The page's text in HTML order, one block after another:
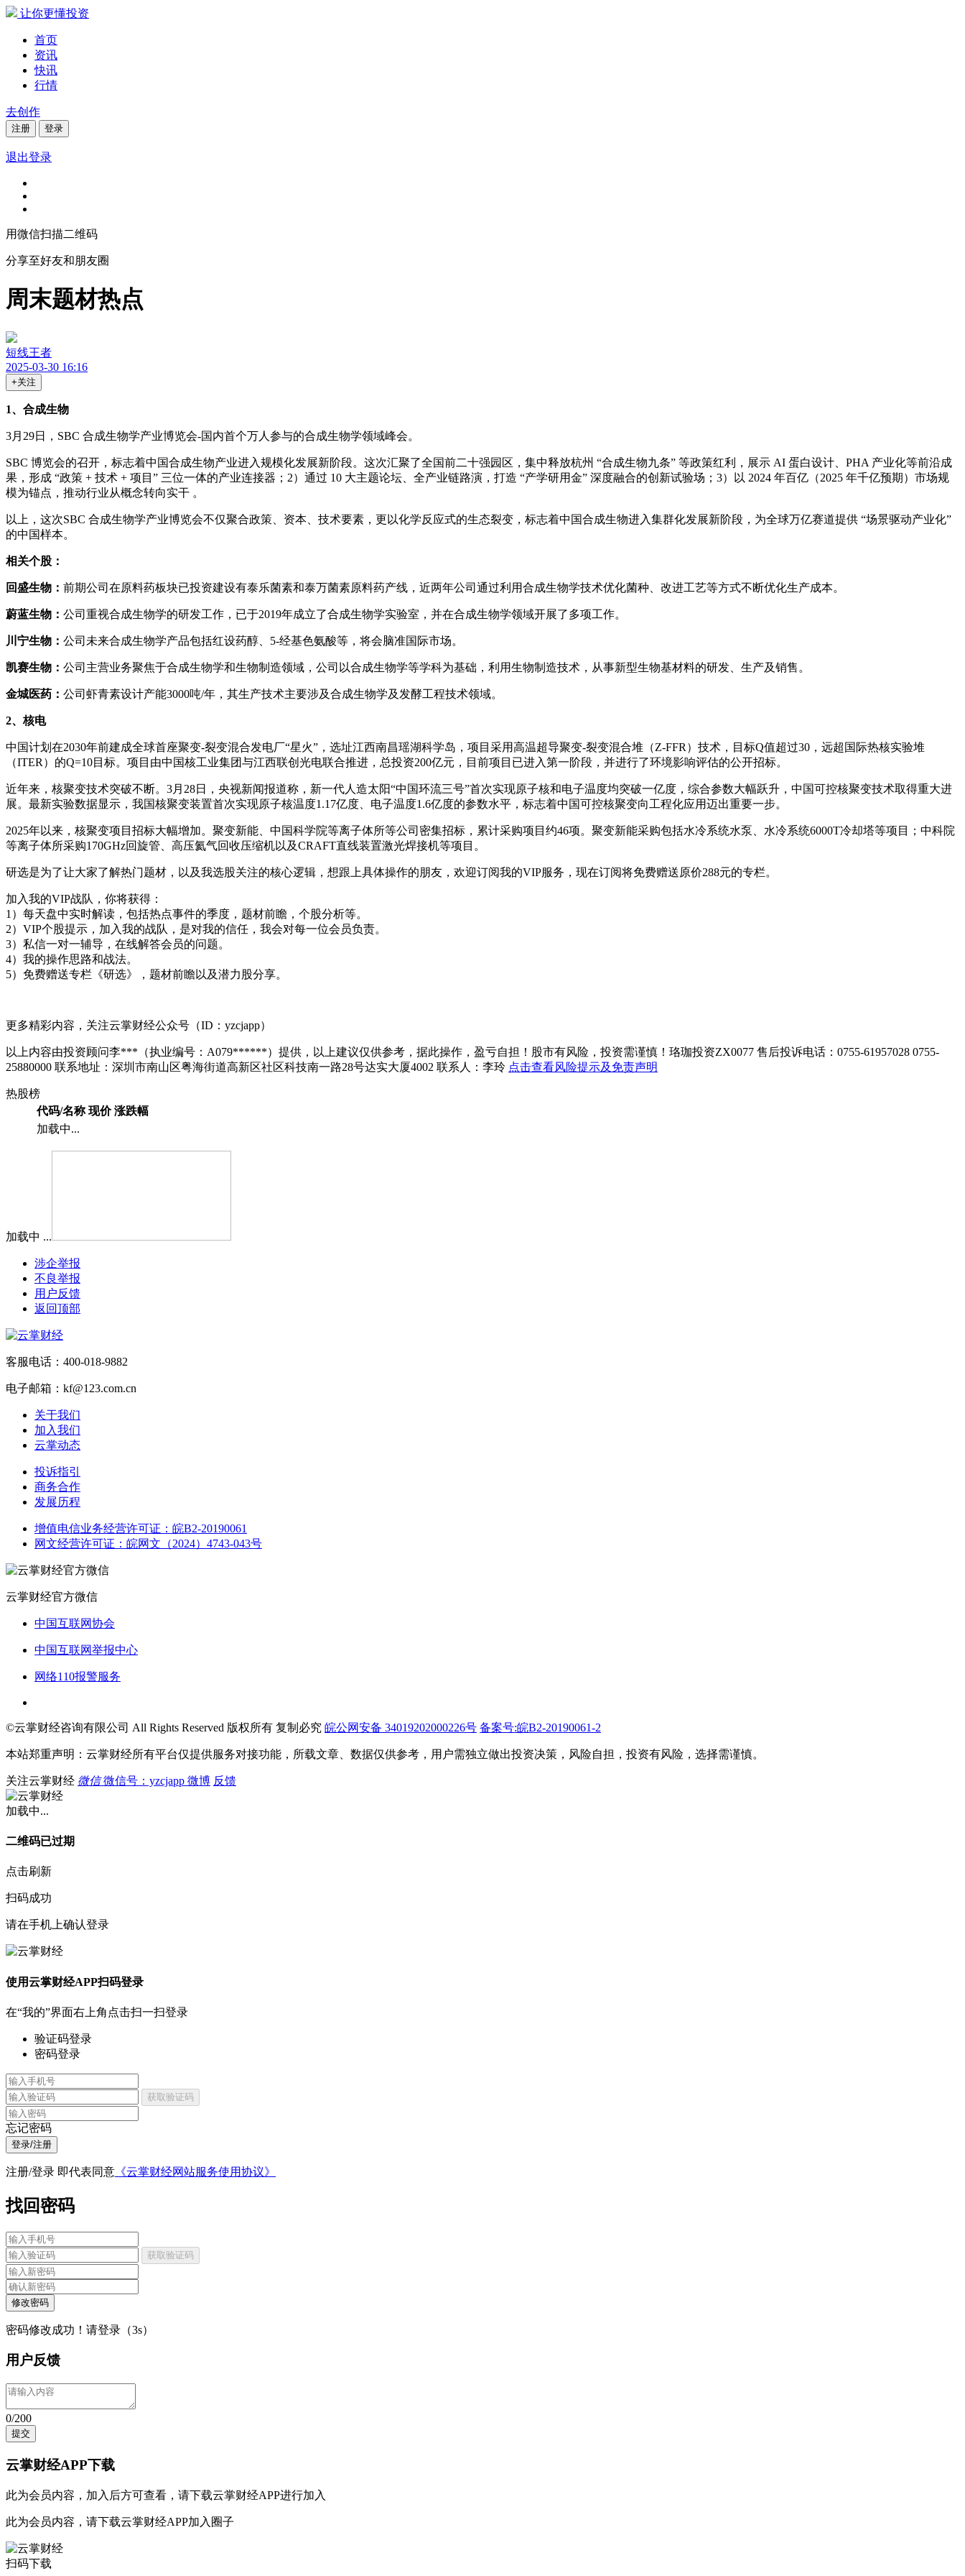
让你更懂投资
首页
资讯
快讯
行情
去创作
注册 登录
退出登录
用微信扫描二维码
分享至好友和朋友圈
周末题材热点
短线王者
2025-03-30 16:16
+关注
1、合成生物
3月29日，SBC 合成生物学产业博览会-国内首个万人参与的合成生物学领域峰会。
SBC 博览会的召开，标志着中国合成生物产业进入规模化发展新阶段。这次汇聚了全国前二十强园区，集中释放杭州 “合成生物九条” 等政策红利，展示 AI 蛋白设计、PHA 产业化等前沿成
果，形成 “政策 + 技术 + 项目” 三位一体的产业连接器；2）通过 10 大主题论坛、全产业链路演，打造 “产学研用金” 深度融合的创新试验场；3）以 2024 年百亿（2025 年千亿预期）市场规
模为锚点，推动行业从概念转向实干 。
以上，这次SBC 合成生物学产业博览会不仅聚合政策、资本、技术要素，更以化学反应式的生态裂变，标志着中国合成生物进入集群化发展新阶段，为全球万亿赛道提供 “场景驱动产业化”
的中国样本。
相关个股：
回盛生物： 前期公司在原料药板块已投资建设有泰乐菌素和泰万菌素原料药产线，近两年公司通过利用合成生物学技术优化菌种、改进工艺等方式不断优化生产成本。
蔚蓝生物： 公司重视合成生物学的研发工作，已于2019年成立了合成生物学实验室，并在合成生物学领域开展了多项工作。
川宁生物： 公司未来合成生物学产品包括红设药醇、5-经基色氨酸等，将会脑准国际市场。
凯赛生物： 公司主营业务聚焦于合成生物学和生物制造领域，公司以合成生物学等学科为基础，利用生物制造技术，从事新型生物基材料的研发、生产及销售。
金城医药： 公司虾青素设计产能3000吨/年，其生产技术主要涉及合成生物学及发酵工程技术领域。
2、核电
中国计划在2030年前建成全球首座聚变-裂变混合发电厂“星火”，选址江西南昌瑶湖科学岛，项目采用高温超导聚变-裂变混合堆（Z-FFR）技术，目标Q值超过30，远超国际热核实验堆
（ITER）的Q=10目标。项目由中国核工业集团与江西联创光电联合推进，总投资200亿元，目前项目已进入第一阶段，并进行了环境影响评估的公开招标。
近年来，核聚变技术突破不断。3月28日，央视新闻报道称，新一代人造太阳“中国环流三号”首次实现原子核和电子温度均突破一亿度，综合参数大幅跃升，中国可控核聚变技术取得重大进
展。最新实验数据显示，我国核聚变装置首次实现原子核温度1.17亿度、电子温度1.6亿度的参数水平，标志着中国可控核聚变向工程化应用迈出重要一步。
2025年以来，核聚变项目招标大幅增加。聚变新能、中国科学院等离子体所等公司密集招标，累计采购项目约46项。聚变新能采购包括水冷系统水泵、水冷系统6000T冷却塔等项目；中科院
等离子体所采购170GHz回旋管、高压氦气回收压缩机以及CRAFT直线装置激光焊接机等项目。
研选是为了让大家了解热门题材，以及我选股关注的核心逻辑，想跟上具体操作的朋友，欢迎订阅我的VIP服务，现在订阅将免费赠送原价288元的专栏。
加入我的VIP战队，你将获得：
1）每天盘中实时解读，包括热点事件的季度，题材前瞻，个股分析等。
2）VIP个股提示，加入我的战队，是对我的信任，我会对每一位会员负责。
3）私信一对一辅导，在线解答会员的问题。
4）我的操作思路和战法。
5）免费赠送专栏《研选》，题材前瞻以及潜力股分享。
更多精彩内容，关注云掌财经公众号（ID：yzcjapp）
以上内容由投资顾问李***（执业编号：A079******）提供，以上建议仅供参考，据此操作，盈亏自担！股市有风险，投资需谨慎！珞珈投资ZX0077 售后投诉电话：0755-61957028 0755-
25880000 联系地址：深圳市南山区粤海街道高新区社区科技南一路28号达实大厦4002 联系人：李玲 点击查看风险提示及免责声明
热股榜
代码/名称 现价 涨跌幅
加载中...
加载中 ...
涉企举报
不良举报
用户反馈
返回顶部
客服电话：400-018-9882
电子邮箱：kf@123.com.cn
关于我们
加入我们
云掌动态
投诉指引
商务合作
发展历程
增值电信业务经营许可证：皖B2-20190061
网文经营许可证：皖网文（2024）4743-043号
云掌财经官方微信
中国互联网协会
中国互联网举报中心
网络110报警服务
©云掌财经咨询有限公司 All Rights Reserved 版权所有 复制必究 皖公网安备 34019202000226号 备案号:皖B2-20190061-2
本站郑重声明：云掌财经所有平台仅提供服务对接功能，所载文章、数据仅供参考，用户需独立做出投资决策，风险自担，投资有风险，选择需谨慎。
关注云掌财经 微信 微信号：yzcjapp 微博 反馈
加载中...
二维码已过期
点击刷新
扫码成功
请在手机上确认登录
使用云掌财经APP扫码登录
在“我的”界面右上角点击扫一扫登录
验证码登录
密码登录
获取验证码
忘记密码
登录/注册
注册/登录 即代表同意 《云掌财经网站服务使用协议》
找回密码
获取验证码
修改密码
密码修改成功！请登录（3s）
用户反馈
0/200
提交
云掌财经APP下载
此为会员内容，加入后方可查看，请下载云掌财经APP进行加入
此为会员内容，请下载云掌财经APP加入圈子
扫码下载